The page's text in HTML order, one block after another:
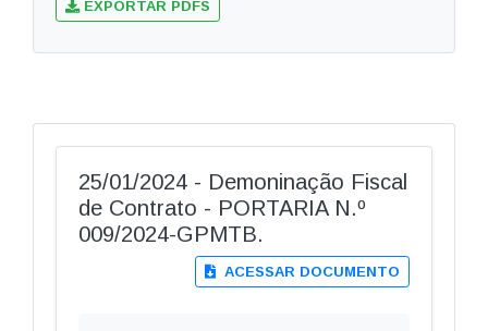
EXPORTAR PDFS
25/01/2024 - Demoninação Fiscal
de Contrato - PORTARIA N.º
009/2024-GPMTB.
ACESSAR DOCUMENTO